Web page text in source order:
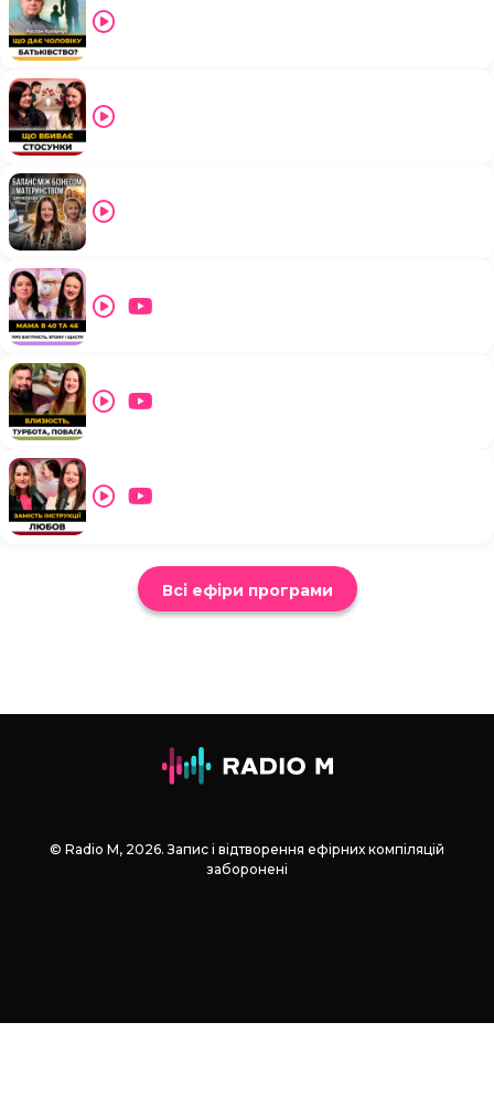
Всі ефіри програми
© Radio М, 2026. Запис і відтворення ефірних компіляцій
заборонені